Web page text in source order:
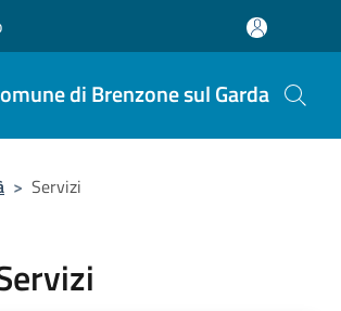
di Brenzone sul Garda
> Servizi